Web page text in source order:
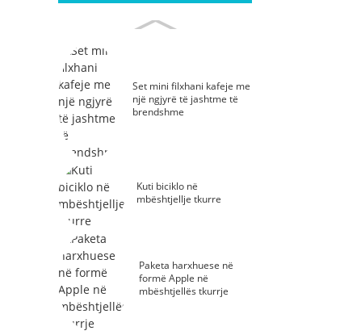
Set mini filxhani kafeje me
një ngjyrë të jashtme të
brendshme
Kuti biciklo në
mbështjellje tkurre
Paketa harxhuese në
formë Apple në
mbështjellës tkurrje